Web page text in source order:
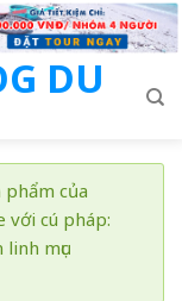
DU
của
với cú pháp:
mục